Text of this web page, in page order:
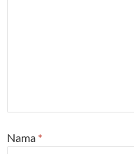
Nama *